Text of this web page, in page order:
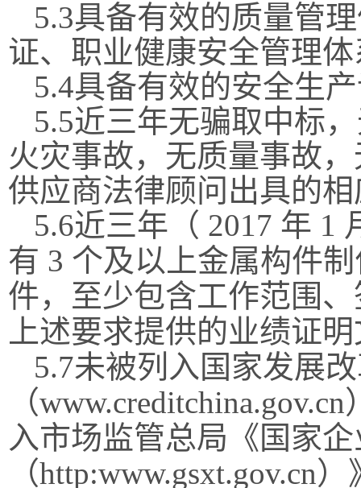
5.3具备有效的质量管
证、职业健康安全管理
5.4具备有效的安全生
5.5近三年无骗取中标
火灾事故，无质量事故
供应商法律顾问出具的
5.6近三年（ 2017 年 1
有 3 个及以上金属构件
件，至少包含工作范围
上述要求提供的业绩证
5.7未被列入国家发展
（www.creditchina.gov.cn
入市场监管总局《国家
（http:www.gsxt.gov.cn）